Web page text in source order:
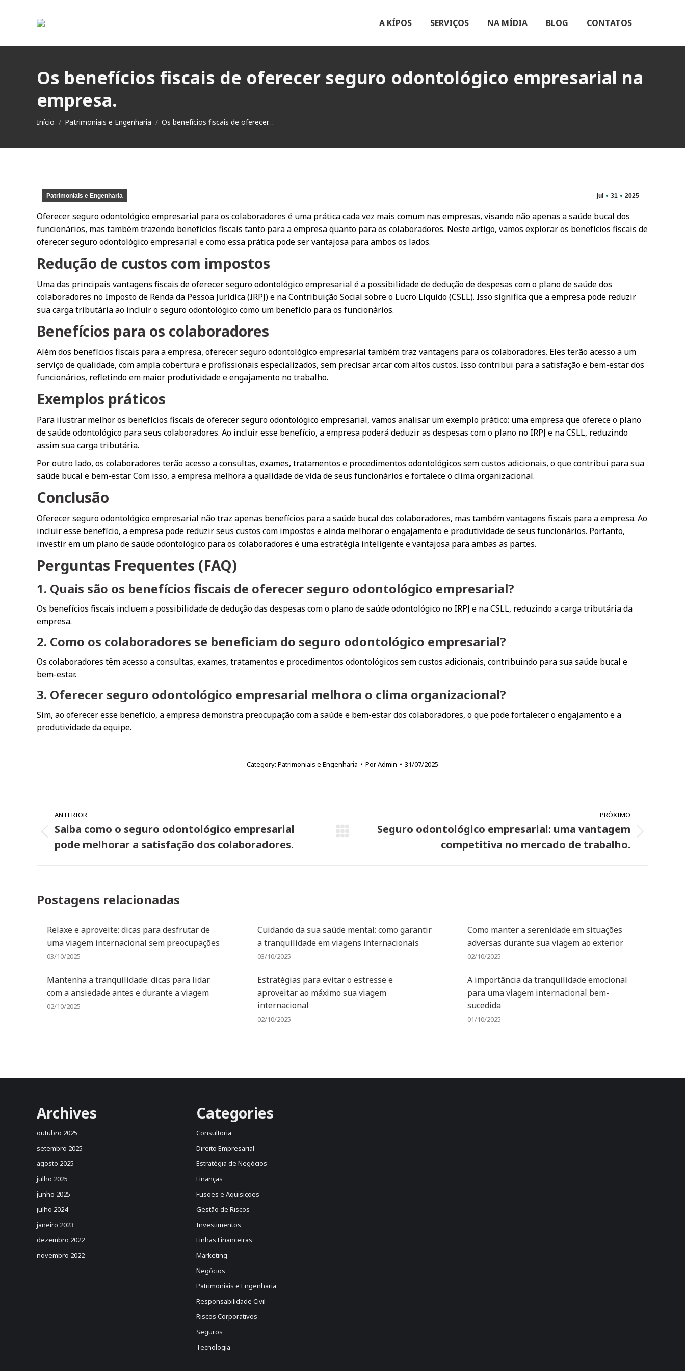
A KÍPOS SERVIÇOS NA MÍDIA BLOG CONTATOS
Os benefícios fiscais de oferecer seguro odontológico empresarial na
empresa.
Você está aqui:
Início Patrimoniais e Engenharia Os benefícios fiscais de oferecer…
jul 31 2025
Patrimoniais e Engenharia
Oferecer seguro odontológico empresarial para os colaboradores é uma prática cada vez mais comum nas empresas, visando não apenas a saúde bucal dos
funcionários, mas também trazendo benefícios fiscais tanto para a empresa quanto para os colaboradores. Neste artigo, vamos explorar os benefícios fiscais de
oferecer seguro odontológico empresarial e como essa prática pode ser vantajosa para ambos os lados.
Redução de custos com impostos
Uma das principais vantagens fiscais de oferecer seguro odontológico empresarial é a possibilidade de dedução de despesas com o plano de saúde dos
colaboradores no Imposto de Renda da Pessoa Jurídica (IRPJ) e na Contribuição Social sobre o Lucro Líquido (CSLL). Isso significa que a empresa pode reduzir
sua carga tributária ao incluir o seguro odontológico como um benefício para os funcionários.
Benefícios para os colaboradores
Além dos benefícios fiscais para a empresa, oferecer seguro odontológico empresarial também traz vantagens para os colaboradores. Eles terão acesso a um
serviço de qualidade, com ampla cobertura e profissionais especializados, sem precisar arcar com altos custos. Isso contribui para a satisfação e bem-estar dos
funcionários, refletindo em maior produtividade e engajamento no trabalho.
Exemplos práticos
Para ilustrar melhor os benefícios fiscais de oferecer seguro odontológico empresarial, vamos analisar um exemplo prático: uma empresa que oferece o plano
de saúde odontológico para seus colaboradores. Ao incluir esse benefício, a empresa poderá deduzir as despesas com o plano no IRPJ e na CSLL, reduzindo
assim sua carga tributária.
Por outro lado, os colaboradores terão acesso a consultas, exames, tratamentos e procedimentos odontológicos sem custos adicionais, o que contribui para sua
saúde bucal e bem-estar. Com isso, a empresa melhora a qualidade de vida de seus funcionários e fortalece o clima organizacional.
Conclusão
Oferecer seguro odontológico empresarial não traz apenas benefícios para a saúde bucal dos colaboradores, mas também vantagens fiscais para a empresa. Ao
incluir esse benefício, a empresa pode reduzir seus custos com impostos e ainda melhorar o engajamento e produtividade de seus funcionários. Portanto,
investir em um plano de saúde odontológico para os colaboradores é uma estratégia inteligente e vantajosa para ambas as partes.
Perguntas Frequentes (FAQ)
1. Quais são os benefícios fiscais de oferecer seguro odontológico empresarial?
Os benefícios fiscais incluem a possibilidade de dedução das despesas com o plano de saúde odontológico no IRPJ e na CSLL, reduzindo a carga tributária da
empresa.
2. Como os colaboradores se beneficiam do seguro odontológico empresarial?
Os colaboradores têm acesso a consultas, exames, tratamentos e procedimentos odontológicos sem custos adicionais, contribuindo para sua saúde bucal e
bem-estar.
3. Oferecer seguro odontológico empresarial melhora o clima organizacional?
Sim, ao oferecer esse benefício, a empresa demonstra preocupação com a saúde e bem-estar dos colaboradores, o que pode fortalecer o engajamento e a
produtividade da equipe.
Category: Patrimoniais e Engenharia PorAdmin 31/07/2025
de
post:
ANTERIOR
Post
anterior:
Saiba como o seguro odontológico empresarial
pode melhorar a satisfação dos colaboradores.
PRÓXIMO
Próximo
Seguro odontológico empresarial: uma vantagem
competitiva no mercado de trabalho.
Postagens relacionadas
Relaxe e aproveite: dicas para desfrutar de
uma viagem internacional sem preocupações
03/10/2025
Cuidando da sua saúde mental: como garantir
a tranquilidade em viagens internacionais
03/10/2025
Como manter a serenidade em situações
adversas durante sua viagem ao exterior
02/10/2025
Mantenha a tranquilidade: dicas para lidar
com a ansiedade antes e durante a viagem
02/10/2025
Estratégias para evitar o estresse e
aproveitar ao máximo sua viagem
internacional
02/10/2025
A importância da tranquilidade emocional
para uma viagem internacional bem-
sucedida
01/10/2025
Archives
outubro 2025
setembro 2025
agosto 2025
julho 2025
junho 2025
julho 2024
janeiro 2023
dezembro 2022
novembro 2022
Categories
Consultoria
Direito Empresarial
Estratégia de Negócios
Finanças
Fusões e Aquisições
Gestão de Riscos
Investimentos
Linhas Financeiras
Marketing
Negócios
Patrimoniais e Engenharia
Responsabilidade Civil
Riscos Corporativos
Seguros
Tecnologia